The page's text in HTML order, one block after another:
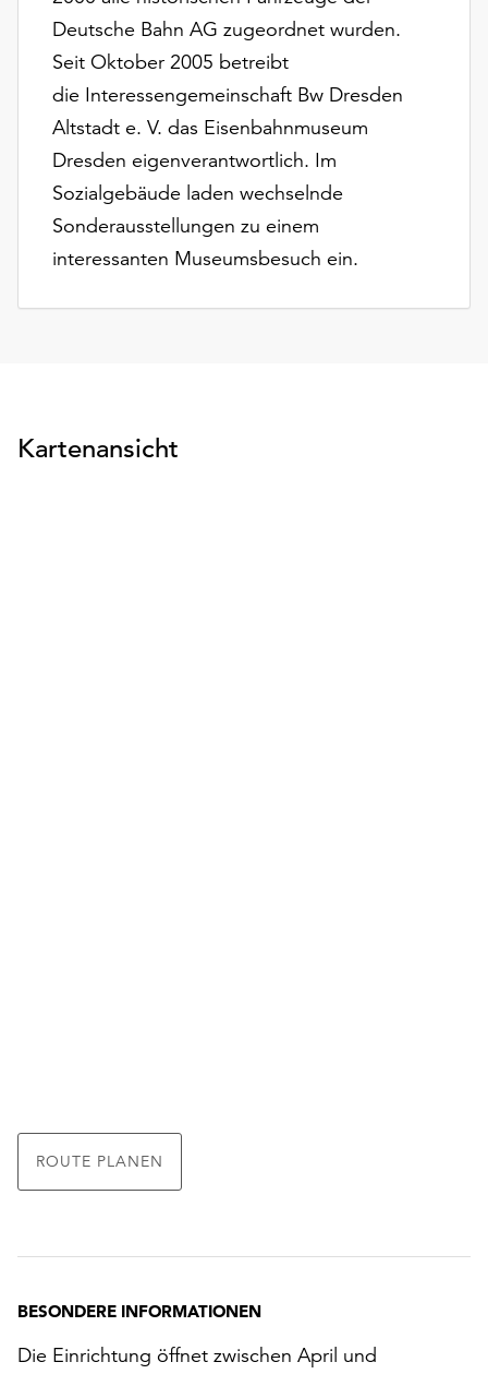
unserer
Datenschutzerklärung
oder
dem
Impressum
Deutsche Bahn AG zugeordnet wurden.
Seit Oktober 2005 betreibt
die Interessengemeinschaft Bw Dresden
Altstadt e. V. das Eisenbahnmuseum
Dresden eigenverantwortlich. Im
Sozialgebäude laden wechselnde
Sonderausstellungen zu einem
interessanten Museumsbesuch ein.
Kartenansicht
ROUTE PLANEN
BESONDERE INFORMATIONEN
Die Einrichtung öffnet zwischen April und